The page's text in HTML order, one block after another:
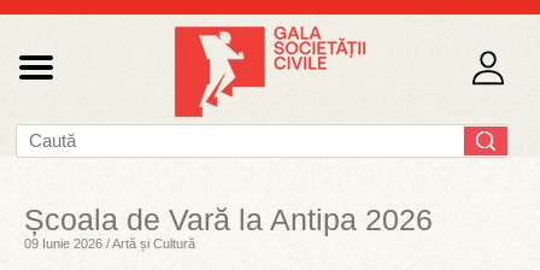
Școala de Vară la Antipa 2026
09 Iunie 2026 / Artă și Cultură